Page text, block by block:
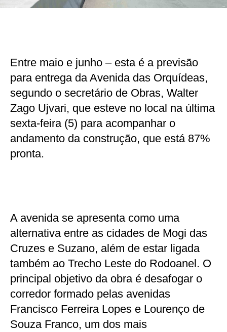
Entre maio e junho – esta é a previsão
para entrega da Avenida das Orquídeas,
segundo o secretário de Obras, Walter
Zago Ujvari, que esteve no local na última
sexta-feira (5) para acompanhar o
andamento da construção, que está 87%
pronta.
A avenida se apresenta como uma
alternativa entre as cidades de Mogi das
Cruzes e Suzano, além de estar ligada
também ao Trecho Leste do Rodoanel. O
principal objetivo da obra é desafogar o
corredor formado pelas avenidas
Francisco Ferreira Lopes e Lourenço de
Souza Franco, um dos mais